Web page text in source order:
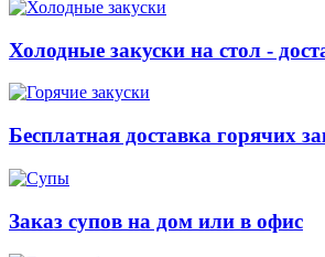
Холодные закуски на стол -
Бесплатная доставка горячих
Заказ супов на дом или в офис